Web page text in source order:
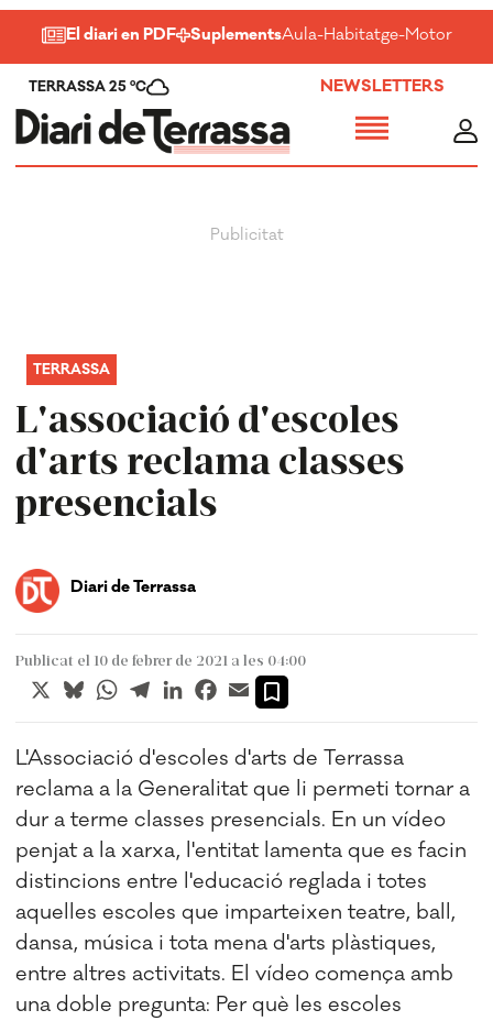
El diari en PDF SuplementsAula-Habitatge-Motor-
TERRASSA 25 ºC NEWSLETTERS
L'associació d'escoles
d'arts reclama classes
presencials
TERRASSA
Diari de Terrassa
Publicat el 10 de febrer de 2021 a les 04:00
X BlueskyWhatsApp
TelegramLinkedInFacebook
Email
L'Associació d'escoles d'arts de Terrassa
reclama a la Generalitat que li permeti tornar a
dur a terme classes presencials. En un vídeo
penjat a la xarxa, l'entitat lamenta que es facin
distincions entre l'educació reglada i totes
aquelles escoles que imparteixen teatre, ball,
dansa, música i tota mena d'arts plàstiques,
entre altres activitats. El vídeo comença amb
una doble pregunta: Per què les escoles